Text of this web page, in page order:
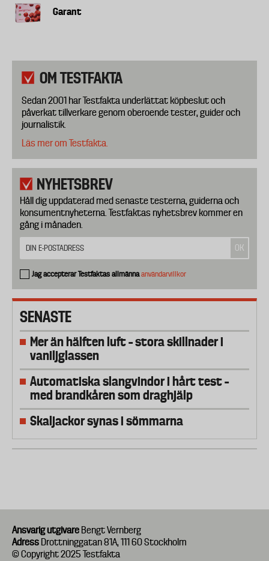
Garant
OM TESTFAKTA
Sedan 2001 har Testfakta underlättat köpbeslut och
påverkat tillverkare genom oberoende tester, guider och
journalistik.
Läs mer om Testfakta.
NYHETSBREV
Håll dig uppdaterad med senaste testerna, guiderna och
konsumentnyheterna. Testfaktas nyhetsbrev kommer en
gång i månaden.
Jag accepterar Testfaktas allmännaanvändarvillkor
SENASTE
Mer än hälften luft – stora skillnader i
vaniljglassen
Automatiska slangvindor i hårt test –
med brandkåren som draghjälp
Skaljackor synas i sömmarna
Ansvarig utgivare Bengt Vernberg
Adress Drottninggatan 81A, 111 60 Stockholm
© Copyright 2025 Testfakta